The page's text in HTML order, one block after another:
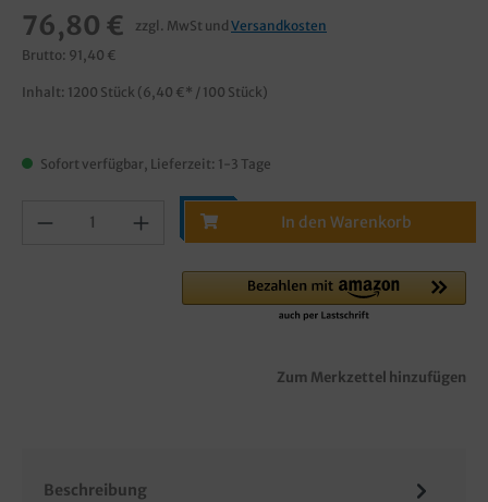
76,80 € zzgl. MwSt und Versandkosten
Brutto: 91,40 €
Inhalt: 1200 Stück (6,40 €* / 100 Stück)
Sofort verfügbar, Lieferzeit: 1-3 Tage
In den Warenkorb
Zum Merkzettel hinzufügen
Beschreibung